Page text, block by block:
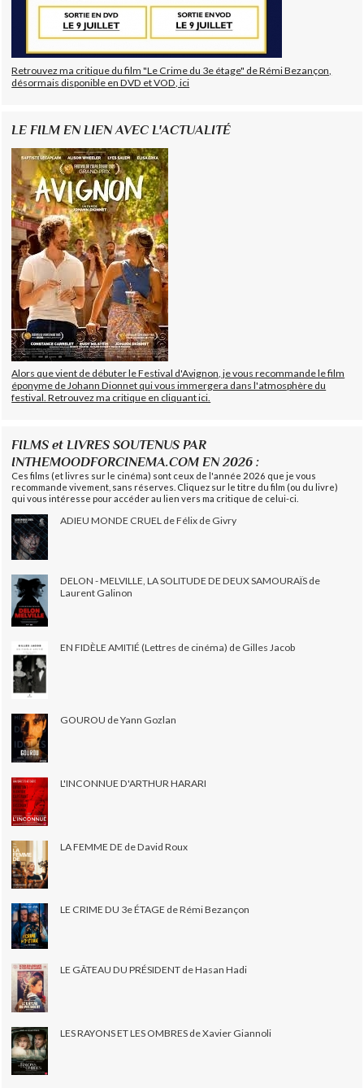
Retrouvez ma critique du film "Le Crime du 3e étage" de Rémi Bezançon,
désormais disponible en DVD et VOD, ici
LE FILM EN LIEN AVEC L'ACTUALITÉ
Alors que vient de débuter le Festival d'Avignon, je vous recommande le film
éponyme de Johann Dionnet qui vous immergera dans l'atmosphère du
festival. Retrouvez ma critique en cliquant ici.
FILMS et LIVRES SOUTENUS PAR
INTHEMOODFORCINEMA.COM EN 2026 :
Ces films (et livres sur le cinéma) sont ceux de l'année 2026 que je vous
recommande vivement, sans réserves. Cliquez sur le titre du film (ou du livre)
qui vous intéresse pour accéder au lien vers ma critique de celui-ci.
ADIEU MONDE CRUEL de Félix de Givry
DELON - MELVILLE, LA SOLITUDE DE DEUX SAMOURAÏS de
Laurent Galinon
EN FIDÈLE AMITIÉ (Lettres de cinéma) de Gilles Jacob
GOUROU de Yann Gozlan
L'INCONNUE D'ARTHUR HARARI
LA FEMME DE de David Roux
LE CRIME DU 3e ÉTAGE de Rémi Bezançon
LE GÂTEAU DU PRÉSIDENT de Hasan Hadi
LES RAYONS ET LES OMBRES de Xavier Giannoli